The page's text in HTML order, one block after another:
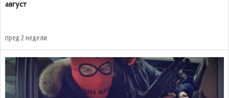
август
пред 2 недели